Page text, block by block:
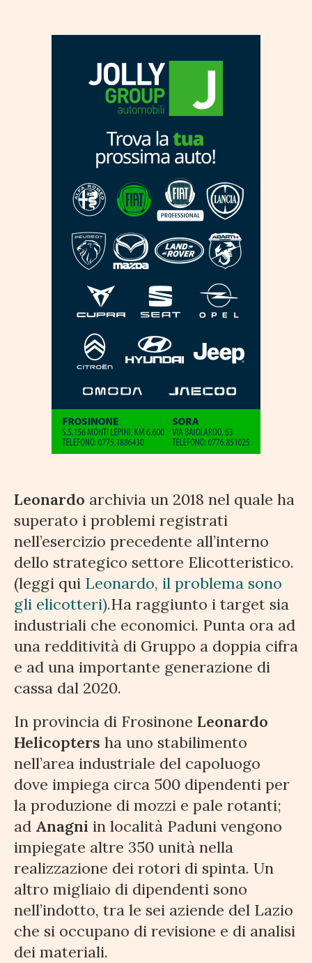
Leonardo archivia un 2018 nel quale ha
superato i problemi registrati
nell’esercizio precedente all’interno
dello strategico settore Elicotteristico.
(leggi qui Leonardo, il problema sono
gli elicotteri).Ha raggiunto i target sia
industriali che economici. Punta ora ad
una redditività di Gruppo a doppia cifra
e ad una importante generazione di
cassa dal 2020.
In provincia di Frosinone Leonardo
Helicopters ha uno stabilimento
nell’area industriale del capoluogo
dove impiega circa 500 dipendenti per
la produzione di mozzi e pale rotanti;
ad Anagni in località Paduni vengono
impiegate altre 350 unità nella
realizzazione dei rotori di spinta. Un
altro migliaio di dipendenti sono
nell’indotto, tra le sei aziende del Lazio
che si occupano di revisione e di analisi
dei materiali.